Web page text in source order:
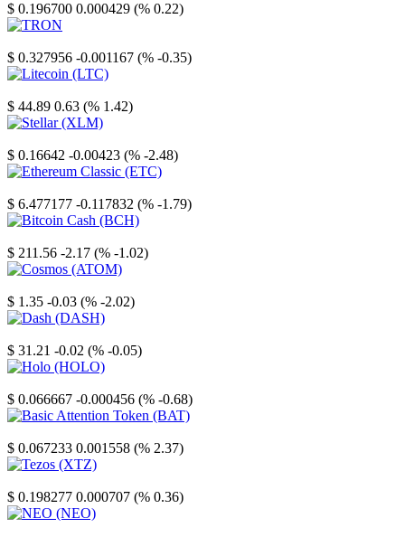
$ 0.196700 0.000429 (% 0.22)
$ 0.327956 -0.001167 (% -0.35)
$ 44.89 0.63 (% 1.42)
$ 0.16642 -0.00423 (% -2.48)
$ 6.477177 -0.117832 (% -1.79)
$ 211.56 -2.17 (% -1.02)
$ 1.35 -0.03 (% -2.02)
$ 31.21 -0.02 (% -0.05)
$ 0.066667 -0.000456 (% -0.68)
$ 0.067233 0.001558 (% 2.37)
$ 0.198277 0.000707 (% 0.36)